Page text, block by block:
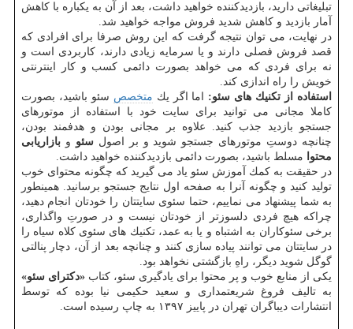
تبلیغاتی دارید، بازدیدكننده خواهید داشت، بعد از آن به یكباره با كاهش
آمار بازدید و كاهش شدید فروش مواجه خواهید شد.
در نهایت، می توان نتیجه گرفت كه این روش صرفا برای افرادی كه
قصد فروش فصلی دارند و یا سرمایه زیادی دارند، كاربردی است و
نه برای فردی كه می خواهد بصورت دائمی كسب و كار اینترنتی
خویش را راه اندازی كند.
استفاده از تكنیك های سئو: اما اگر یك متخصص سئو باشید، بصورت
كاملا مجانی می توانید برای سایت خود با استفاده از موتورهای
جستجو بازدید جذب كنید. علاوه بر مجانی بودن و هدفمند بودن،
چنانچه دوستِ موتورهای جستجو شوید و بر اصولسئو و بازاریابی
محتوا مسلط باشید، بصورت دائمی بازدیدكننده خواهید داشت.
در حقیقت به كمك آموزش سئو یاد می گیرید كه چگونه محتوای خوب
تولید كنید و چگونه آنرا به صفحه اول نتایج جستجو برسانید. همینطور
به شما پیشنهاد می نماییم، حتما سئوی سایتتان را خودتان انجام دهید،
چراكه هیچ فردی دلسوزتر از خودتان نیست و در صورتِ واگذاری،
برخی سئوكاران به اشتباه و یا به عمد، تكنیك های سئوی كلاه سیاه را
در سایتتان می توانند پیاده سازی كنند و چنانچه بعد از آن، دچار پنالتی
گوگل شوید دیگر، راهِ بازگشتی نخواهد بود.
یكی از منابع خوب و پر محتوا برای یادگیری سئو، كتاب «دكترای سئو»
به تالیف فروغ شریعتمداری و سعید حكیمی نیا بوده كه توسط
انتشارات دیباگران تهران در پاییز ۱۳۹۷ به چاپ رسیده است.